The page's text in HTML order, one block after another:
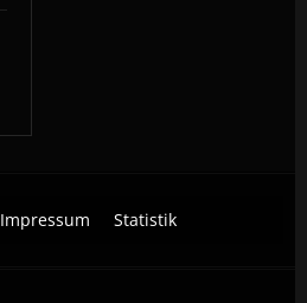
Impressum Statistik